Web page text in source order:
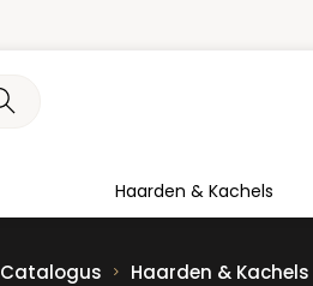
Haarden & Kachels
Catalogus Haarden & Kachels